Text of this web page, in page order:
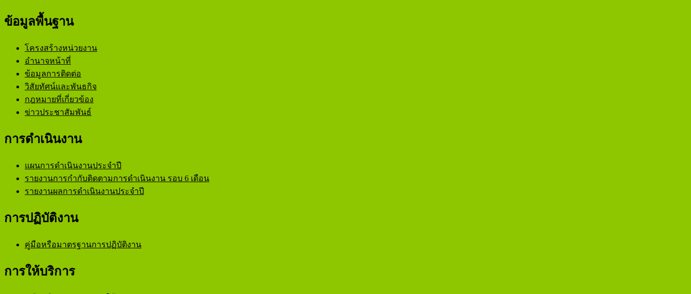
ข้อมูลพื้นฐาน
โครงสร้างหน่วยงาน
อำนาจหน้าที่
ข้อมูลการติดต่อ
วิสัยทัศน์และพันธกิจ
กฎหมายที่เกี่ยวข้อง
ข่าวประชาสัมพันธ์
การดำเนินงาน
แผนการดำเนินงานประจำปี
รายงานการกำกับติดตามการดำเนินงาน รอบ 6 เดือน
รายงานผลการดำเนินงานประจำปี
การปฏิบัติงาน
คู่มือหรือมาตรฐานการปฏิบัติงาน
การให้บริการ